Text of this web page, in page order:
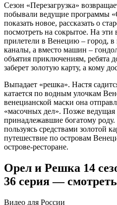
Сезон «Перезагрузка»
побывали ведущие программы
показать новое, рассказать о
посмотреть на сокрытое. На
прилетели в Венецию – город, в
каналы, а вместо машин –
объятия приключениям, ребята
заберет золотую карту, а кому
Выпадает «решка». Настя
катается по водным улочкам
венецианской маски она
«масочных дел». Позже ведущая
принадлежавшие богатому роду.
пользуясь средствами золотой
путешествие по островам
острове-ресторане.
Орел и Решка 14
36 серия —
Видео для России